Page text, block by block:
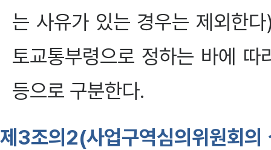
는 사유가 있는 경우는 제외한
토교통부령으로 정하는 바에 따
등으로 구분한다.
제3조의2(사업구역심의위원회의